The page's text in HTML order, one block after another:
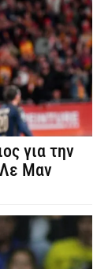
για την
Μαν